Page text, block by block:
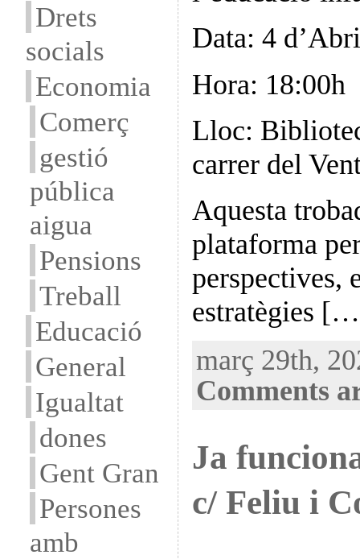
Drets
socials
Economia
Comerç
gestió
pública
aigua
Pensions
Treball
Educació
General
Igualtat
dones
Gent Gran
Persones
amb
Data: 4
Hora: 18:00h
Lloc:
carrer del
Aquesta
plataforma
perspectives,
estratègies
març 29th,
Comments
Ja
c/ Feliu i